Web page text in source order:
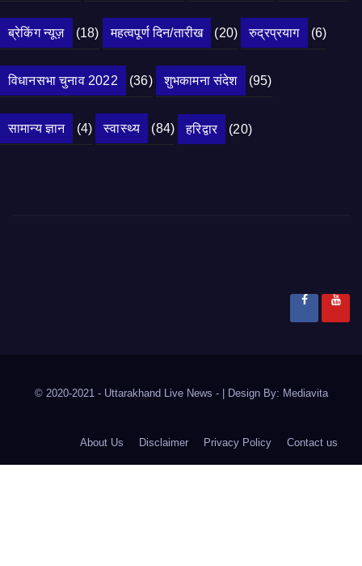
ब्रेकिंग न्यूज़ (18) महत्वपूर्ण दिन/तारीख (20) रुद्रप्रयाग (6)
विधानसभा चुनाव 2022 (36) शुभकामना संदेश (95)
सामान्य ज्ञान (4) स्वास्थ्य (84) हरिद्वार (20)
© 2020-2021 - Uttarakhand Live News - Design By: Mediavita
About Us Disclaimer Privacy Policy Contact us